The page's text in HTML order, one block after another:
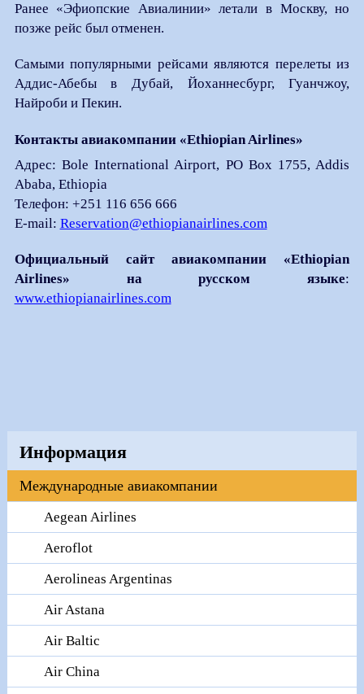
Ранее «Эфиопские Авиалинии» летали в Москву, но
позже рейс был отменен.
Самыми популярными рейсами являются перелеты из
Аддис-Абебы в Дубай, Йоханнесбург, Гуанчжоу,
Найроби и Пекин.
Контакты авиакомпании «Ethiopian Airlines»
Адрес: Bole International Airport, PO Box 1755, Addis
Ababa, Ethiopia
Телефон: +251 116 656 666
E-mail: Reservation@ethiopianairlines.com
Официальный сайт авиакомпании «Ethiopian
Airlines» на русском языке:
www.ethiopianairlines.com
Информация
Международные авиакомпании
Aegean Airlines
Aeroflot
Aerolineas Argentinas
Air Astana
Air Baltic
Air China